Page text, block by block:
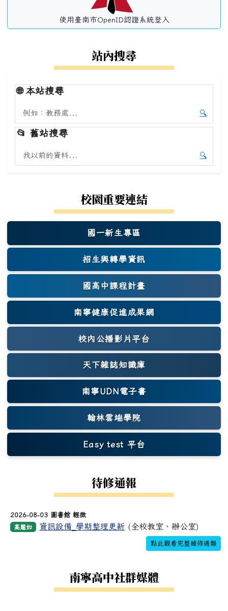
使用臺南市OpenID認證系統登入
站內搜尋
🌐本站搜尋
搜尋本站內容
🔍
開始本
📂 舊站搜尋
搜尋舊站內容
🔍
開始舊
校園重要連結
國一新生專區
(另開新視窗)
招生與轉學資訊
國高中課程計畫
南寧健康促進成果網
(另開新視窗)
校內公播影片平台
天下雜誌知識庫
(另開新視窗)
南寧UDN電子書
翰林雲端學院
Easy test 平台
(另開新視窗)
待修通報
2026-08-03 圖書館 輕微
高慧如 資訊設備_學期整理更新 (全校教室、辦公室)
點此觀看完整維修通報
南寧高中社群媒體